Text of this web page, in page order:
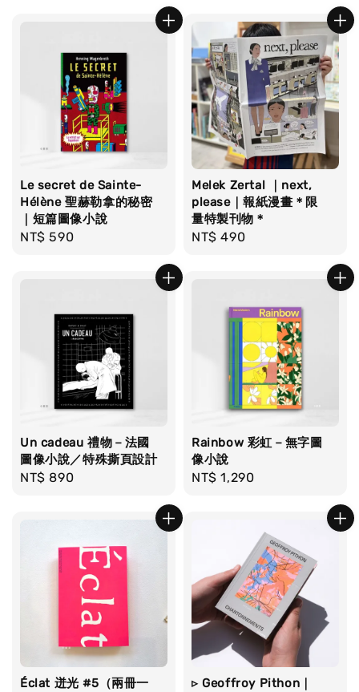
Le secret de Sainte-
Hélène 聖赫勒拿的秘密
｜短篇圖像小說
Regular
NT$ 590
Melek Zertal ｜next,
please｜報紙漫畫＊限
量特製刊物＊
Regular
NT$ 490
Un cadeau 禮物－法國
圖像小說／特殊撕頁設計
Regular
NT$ 890
Rainbow 彩虹－無字圖
像小說
Regular
NT$ 1,290
Éclat 迸光 #5（兩冊一
▹ Geoffroy Pithon｜